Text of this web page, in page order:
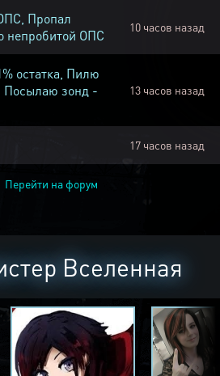
Пропал
непробитой ОПС
10 часов назад
остатка, Пилю
Посылаю зонд -
13 часов назад
17 часов назад
Перейти на форум
Вселенная